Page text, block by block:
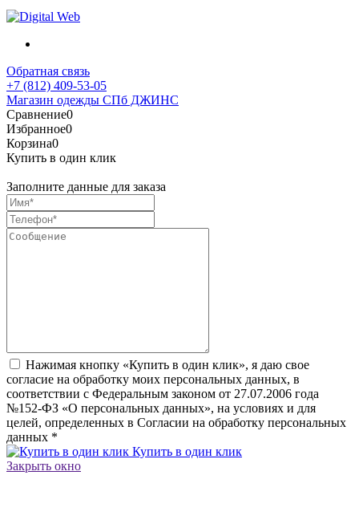
Обратная связь
+7 (812) 409-53-05
Магазин одежды СПб ДЖИНС
Сравнение0
Избранное0
Корзина0
Купить в один клик
Заполните данные для заказа
Нажимая кнопку «Купить в один клик», я даю свое
согласие на обработку моих персональных данных, в
соответствии с Федеральным законом от 27.07.2006 года
№152-ФЗ «О персональных данных», на условиях и для
целей, определенных в Согласии на обработку персональных
данных *
Купить в один клик
Закрыть окно